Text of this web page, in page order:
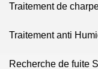
Traitement de
Traitement anti
Recherche de fuite